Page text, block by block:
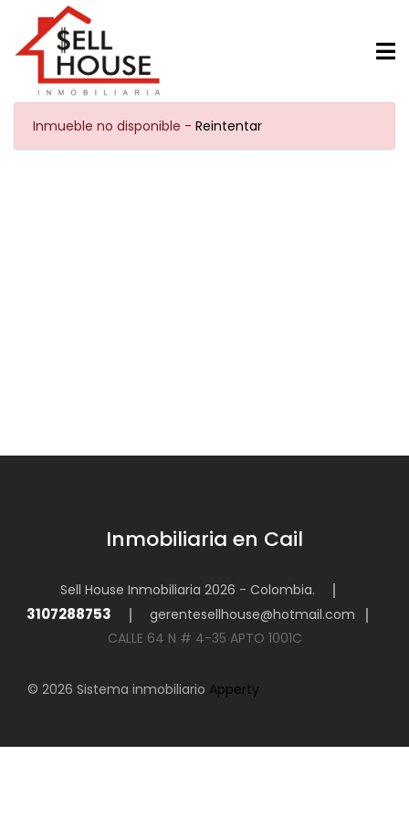
Inmueble no disponible - Reintentar
Inmobiliaria en Cail
Sell House Inmobiliaria 2026 - Colombia.
3107288753
gerentesellhouse@hotmail.com
CALLE 64 N # 4-35 APTO 1001C
© 2026 Sistema inmobiliario Apperty